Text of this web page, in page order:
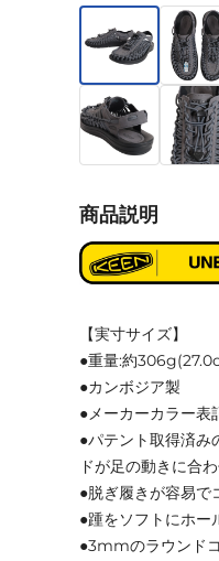
商品説明
【実寸サイズ】
●重量:約
●カンボジア製
●メーカーカラー
●パテント取得済み
ドが足の動きに合
●脱ぎ履きが容易で
●踵をソフトにホー
●3mmのラウンド